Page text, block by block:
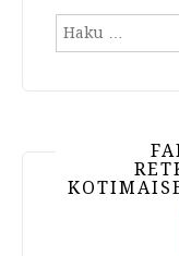
Haku: